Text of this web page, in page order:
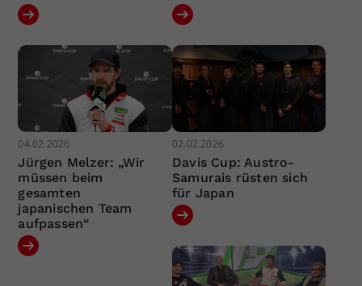
04.02.2026
Jürgen Melzer: „Wir
müssen beim
gesamten
japanischen Team
aufpassen“
02.02.2026
Davis Cup: Austro-
Samurais rüsten sich
für Japan